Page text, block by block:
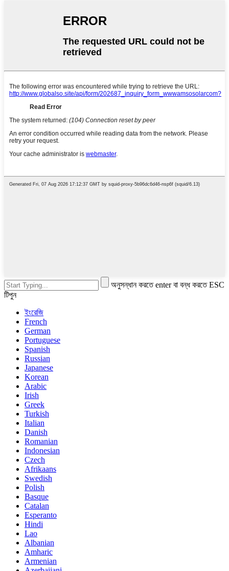
অনুসন্ধান করতে enter বা বন্ধ করতে ESC
টিপুন
ইংরেজি
French
German
Portuguese
Spanish
Russian
Japanese
Korean
Arabic
Irish
Greek
Turkish
Italian
Danish
Romanian
Indonesian
Czech
Afrikaans
Swedish
Polish
Basque
Catalan
Esperanto
Hindi
Lao
Albanian
Amharic
Armenian